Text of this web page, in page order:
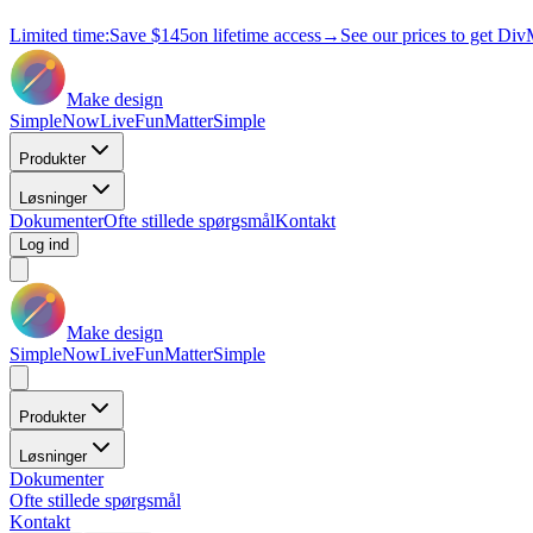
Limited time:Save $145on lifetime access→ See our prices to get
Make design
SimpleNowLiveFunMatterSimple
Produkter
Løsninger
DokumenterOfte stillede spørgsmålKontakt
Log ind
Make design
SimpleNowLiveFunMatterSimple
Produkter
Løsninger
Dokumenter
Ofte stillede spørgsmål
Kontakt